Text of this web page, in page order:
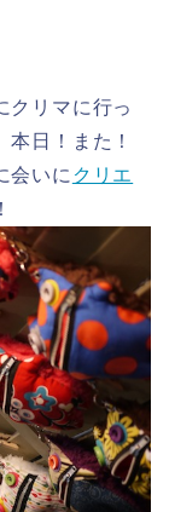
クリマに行っ
日！また！
会いに クリエ